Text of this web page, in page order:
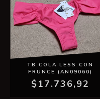
TB COLA LESS CON
FRUNCE (AN09060)
$17.736,92